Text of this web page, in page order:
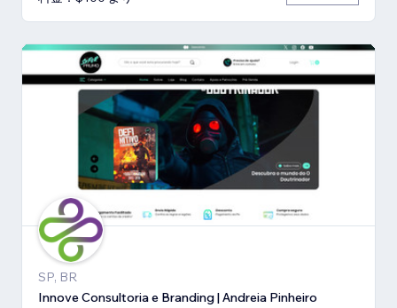
SP, BR
Innove Consultoria e Branding | Andreia Pinheiro